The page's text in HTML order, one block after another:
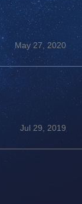
May 27, 2020
Jul 29, 2019